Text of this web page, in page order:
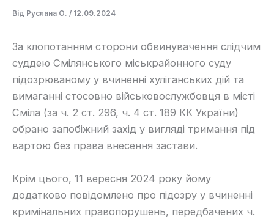
Від Руслана О. / 12.09.2024
За клопотанням сторони обвинувачення слідчим
суддею Смілянського міськрайонного суду
підозрюваному у вчиненні хуліганських дій та
вимаганні стосовно військовослужбовця в місті
Сміла (за ч. 2 ст. 296, ч. 4 ст. 189 КК України)
обрано запобіжний захід у вигляді тримання під
вартою без права внесення застави.
Крім цього, 11 вересня 2024 року йому
додатково повідомлено про підозру у вчиненні
кримінальних правопорушень, передбачених ч.